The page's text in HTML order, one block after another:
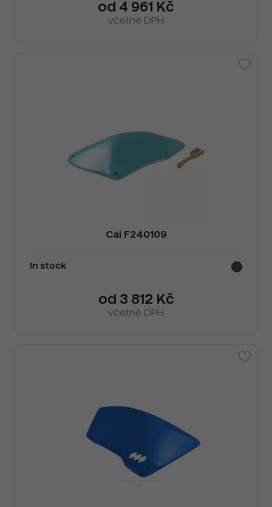
od 4 961 Kč
včetně DPH
Cai F240109
In stock
od 3 812 Kč
včetně DPH